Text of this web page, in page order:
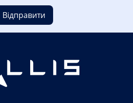
Відправити